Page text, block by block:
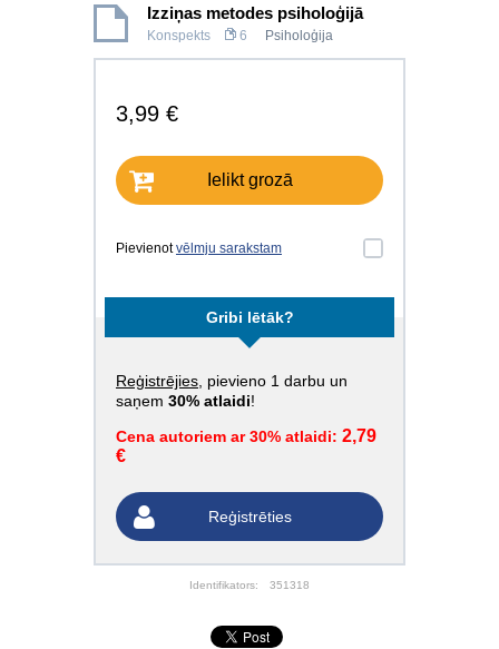
Izziņas metodes psiholoģijā
Konspekts 6 Psiholoģija
3,99 €
Ielikt grozā
Pievienotvēlmju sarakstam
Gribi lētāk?
Reģistrējies , pievieno 1 darbu un
saņem 30% atlaidi!
Cena autoriem ar 30% atlaidi: 2,79
€
Reģistrēties
Identifikators: 351318